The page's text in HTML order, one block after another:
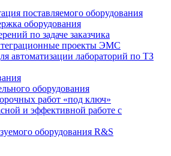
поставляемого оборудования
оборудования
по задаче заказчика
проекты ЭМС
автоматизации лабораторий по ТЗ
оборудования
работ «под ключ»
и эффективной работе с
оборудования R&S